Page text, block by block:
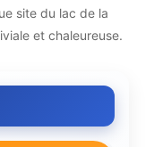
site du lac de la
et chaleureuse.